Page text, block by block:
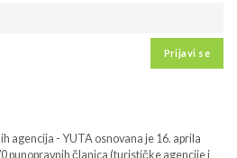
Prijavi se
agencija - YUTA osnovana je 16. aprila
punopravnih članica (turističke agencije i